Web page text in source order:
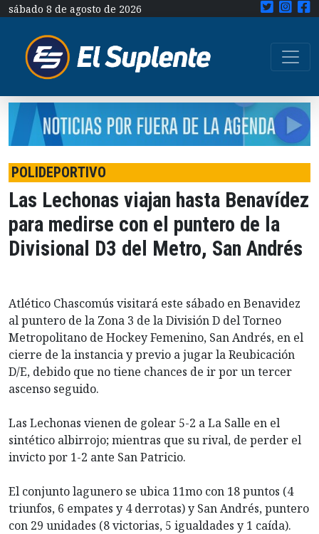
sábado 8 de agosto de 2026
POLIDEPORTIVO
Las Lechonas viajan hasta Benavídez
para medirse con el puntero de la
Divisional D3 del Metro, San Andrés
Atlético Chascomús visitará este sábado en Benavidez
al puntero de la Zona 3 de la División D del Torneo
Metropolitano de Hockey Femenino, San Andrés, en el
cierre de la instancia y previo a jugar la Reubicación
D/E, debido que no tiene chances de ir por un tercer
ascenso seguido.
Las Lechonas vienen de golear 5-2 a La Salle en el
sintético albirrojo; mientras que su rival, de perder el
invicto por 1-2 ante San Patricio.
El conjunto lagunero se ubica 11mo con 18 puntos (4
triunfos, 6 empates y 4 derrotas) y San Andrés, puntero
con 29 unidades (8 victorias, 5 igualdades y 1 caída).